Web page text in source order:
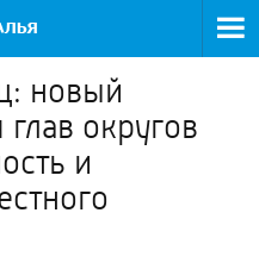
новый
округов
и